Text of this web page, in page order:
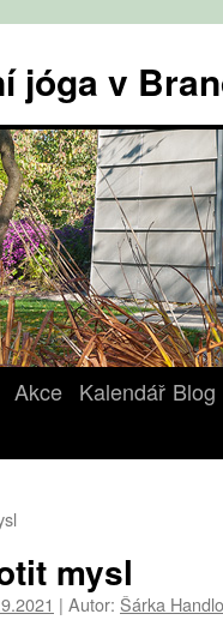
jóga v
Akce Kalendář Blog
mysl
| Autor: Šárka